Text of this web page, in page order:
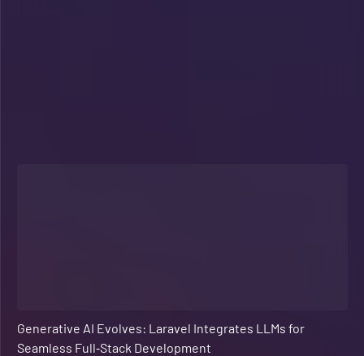
Generative AI Evolves: Laravel Integrates LLMs for
Seamless Full‑Stack Development